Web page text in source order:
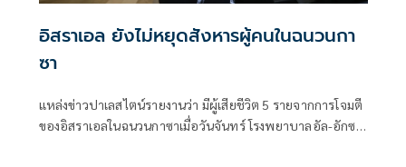
อิสราเอล ยังไม่หยุดสังหารผู้คนในฉนวนกา
ซา
แหล่งข่าวปาเลสไตน์รายงานว่า มีผู้เสียชีวิต 5 รายจากการโจมตี
ของอิสราเอลในฉนวนกาซาเมื่อวันจันทร์ โรงพยาบาลอัล-อักซา